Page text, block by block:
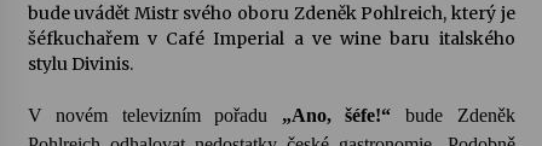
Veselí muzikanti
bude uvádět Mistr svého oboru Zdeněk Pohlreich, který je
šéfkuchařem v Café Imperial a ve wine baru italského
stylu Divinis.
V novém televizním pořadu „Ano, šéfe!“ bude Zdeněk